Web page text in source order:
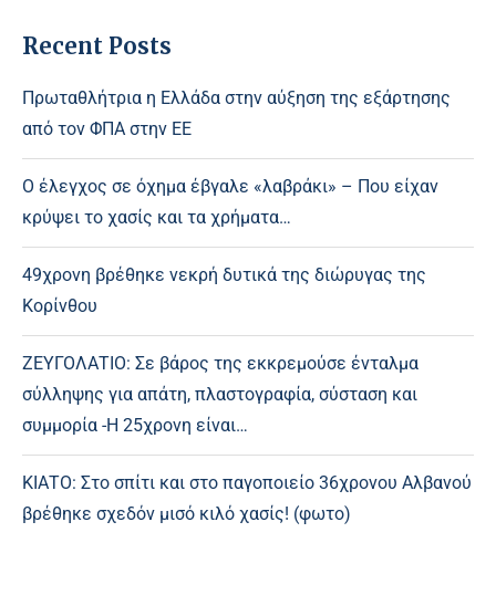
Recent Posts
Πρωταθλήτρια η Ελλάδα στην αύξηση της εξάρτησης
από τον ΦΠΑ στην ΕΕ
Ο έλεγχος σε όχημα έβγαλε «λαβράκι» – Που είχαν
κρύψει το χασίς και τα χρήματα…
49χρονη βρέθηκε νεκρή δυτικά της διώρυγας της
Κορίνθου
ΖΕΥΓΟΛΑΤΙΟ: Σε βάρος της εκκρεμούσε ένταλμα
σύλληψης για απάτη, πλαστογραφία, σύσταση και
συμμορία -Η 25χρονη είναι…
ΚΙΑΤΟ: Στο σπίτι και στο παγοποιείο 36χρονου Αλβανού
βρέθηκε σχεδόν μισό κιλό χασίς! (φωτο)